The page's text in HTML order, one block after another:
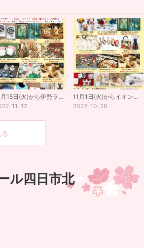
11月15日(火)から伊勢ララパーク
11-12
11月1日(火)からイオンモール名古屋茶屋
2022-10-28
ル四日市北